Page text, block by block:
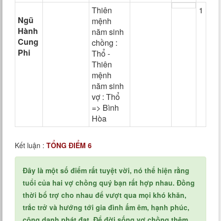
Ngũ
Hành
Cung
Phi
Thiên
mệnh
năm sinh
chồng :
Thổ -
Thiên
mệnh
năm sinh
vợ : Thổ
=> Bình
Hòa
1
Kết luận : TỔNG ĐIỂM 6
Đây là một số điểm rất tuyệt vời, nó thể hiện rằng
tuổi của hai vợ chồng quý bạn rất hợp nhau. Đồng
thời bổ trợ cho nhau để vượt qua mọi khó khăn,
trắc trở và hướng tới gia đình ấm êm, hạnh phúc,